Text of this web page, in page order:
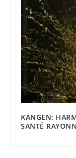
KANGEN:
SANTÉ